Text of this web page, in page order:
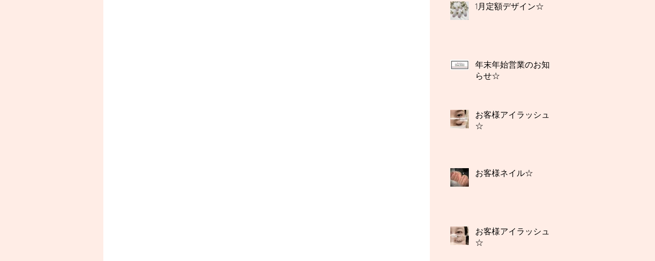
1月定額デザイン☆
年末年始営業のお知
らせ☆
お客様アイラッシュ
☆
お客様ネイル☆
お客様アイラッシュ
☆